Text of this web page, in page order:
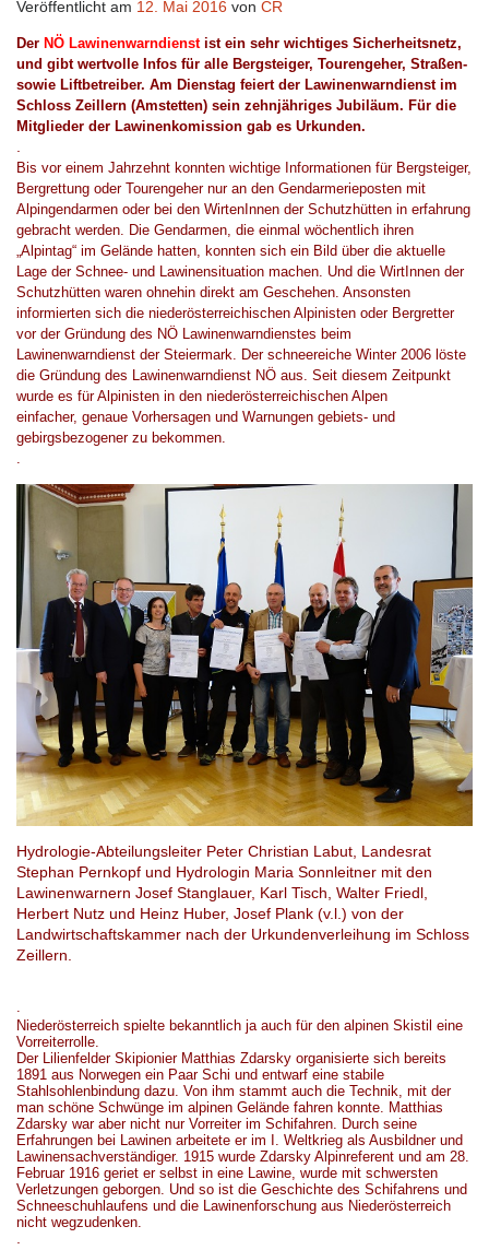
Veröffentlicht am 12. Mai 2016 von CR
Der NÖ Lawinenwarndienstist ein sehr wichtiges Sicherheitsnetz,
und gibt wertvolle Infos für alle Bergsteiger, Tourengeher, Straßen-
sowie Liftbetreiber. Am Dienstag feiert der Lawinenwarndienst im
Schloss Zeillern (Amstetten) sein zehnjähriges Jubiläum. Für die
Mitglieder der Lawinenkomission gab es Urkunden.
Bis vor einem Jahrzehnt konnten wichtige Informationen für Bergsteiger,
Bergrettung oder Tourengeher nur an den Gendarmerieposten mit
Alpingendarmen oder bei den WirtenInnen der Schutzhütten in erfahrung
gebracht werden. Die Gendarmen, die einmal wöchentlich ihren
„Alpintag“ im Gelände hatten, konnten sich ein Bild über die aktuelle
Lage der Schnee- und Lawinensituation machen Und die WirtInnen der
Schutzhütten waren ohnehin direkt am Geschehen . Ansonsten
informierten sich die niederösterreichischen Alpinisten oder Bergretter
vor der Gründung des NÖ Lawinenwarndienstes beim
Lawinenwarndienst der Steiermark. Der schneereiche Winter 2006 löste
die Gründung des Lawinenwarndienst NÖ aus. Seit diesem Zeitpunkt
wurde es für Alpinisten in den niederösterreichischen Alpen
einfacher, genaue Vorhersagen und Warnungen gebiets- und
gebirgsbezogener zu bekommen.
Hydrologie-Abteilungsleiter Peter Christian Labut, Landesrat
Stephan Pernkopf und Hydrologin Maria Sonnleitner mit den
Lawinenwarnern Josef Stanglauer, Karl Tisch, Walter Friedl,
Herbert Nutz und Heinz Huber, Josef Plank (v.l.) von der
Landwirtschaftskammer nach der Urkundenverleihung im Schloss
Zeillern.
.
Niederösterreich spielte bekanntlich ja auch für den alpinen Skistil eine
Vorreiterrolle.
Der Lilienfelder Skipionier Matthias Zdarsky organisierte sich bereits
1891 aus Norwegen ein Paar Schi und entwarf eine stabile
Stahlsohlenbindung dazu. Von ihm stammt auch die Technik, mit der
man schöne Schwünge im alpinen Gelände fahren konnte. Matthias
Zdarsky war aber nicht nur Vorreiter im Schifahren. Durch seine
Erfahrungen bei Lawinen arbeitete er im I. Weltkrieg als Ausbildner und
Lawinensachverständiger. 1915 wurde Zdarsky Alpinreferent und am 28.
Februar 1916 geriet er selbst in eine Lawine, wurde mit schwersten
Verletzungen geborgen. Und so ist die Geschichte des Schifahrens und
Schneeschuhlaufens und die Lawinenforschung aus Niederösterreich
nicht wegzudenken.